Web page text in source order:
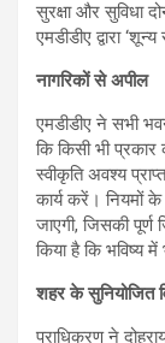
सुरक्षा और सुविधा
एमडीडीए द्वारा
नागरिकों से अपील
एमडीडीए ने सभी
कि किसी भी प्रकार
स्वीकृति अवश्य
कार्य करें। नियमों के
जाएगी, जिसकी पूर्ण
किया है कि भविष्य में
शहर के सुनियोजित
प्राधिकरण ने